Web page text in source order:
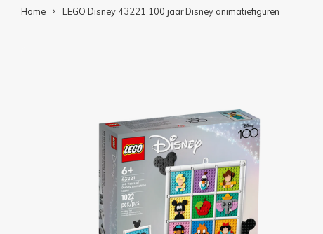
Home LEGO Disney 43221 100 jaar Disney animatiefiguren